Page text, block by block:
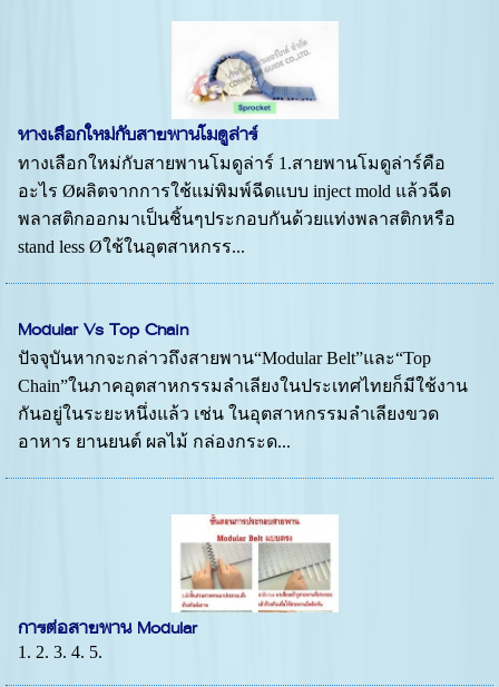
ทางเลือกใหม่กับสายพานโมดูล่าร์
ทางเลือกใหม่กับสายพานโมดูล่าร์ 1.สายพานโมดูล่าร์คือ
อะไร Øผลิตจากการใช้แม่พิมพ์ฉีดแบบ inject mold แล้วฉีด
พลาสติกออกมาเป็นชิ้นๆประกอบกันด้วยแท่งพลาสติกหรือ
stand less Øใช้ในอุตสาหกรร...
Modular Vs Top Chain
ปัจจุบันหากจะกล่าวถึงสายพาน“Modular Belt”และ“Top
Chain”ในภาคอุตสาหกรรมลำเลียงในประเทศไทยก็มีใช้งาน
กันอยู่ในระยะหนึ่งแล้ว เช่น ในอุตสาหกรรมลำเลียงขวด
อาหาร ยานยนต์ ผลไม้ กล่องกระด...
การต่อสายพาน Modular
1. 2. 3. 4. 5.